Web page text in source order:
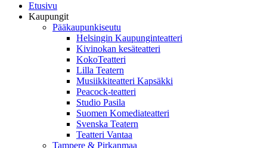
Etusivu
Kaupungit
Pääkaupunkiseutu
Helsingin Kaupunginteatteri
Kivinokan kesäteatteri
KokoTeatteri
Lilla Teatern
Musiikkiteatteri Kapsäkki
Peacock-teatteri
Studio Pasila
Suomen Komediateatteri
Svenska Teatern
Teatteri Vantaa
Tampere & Pirkanmaa